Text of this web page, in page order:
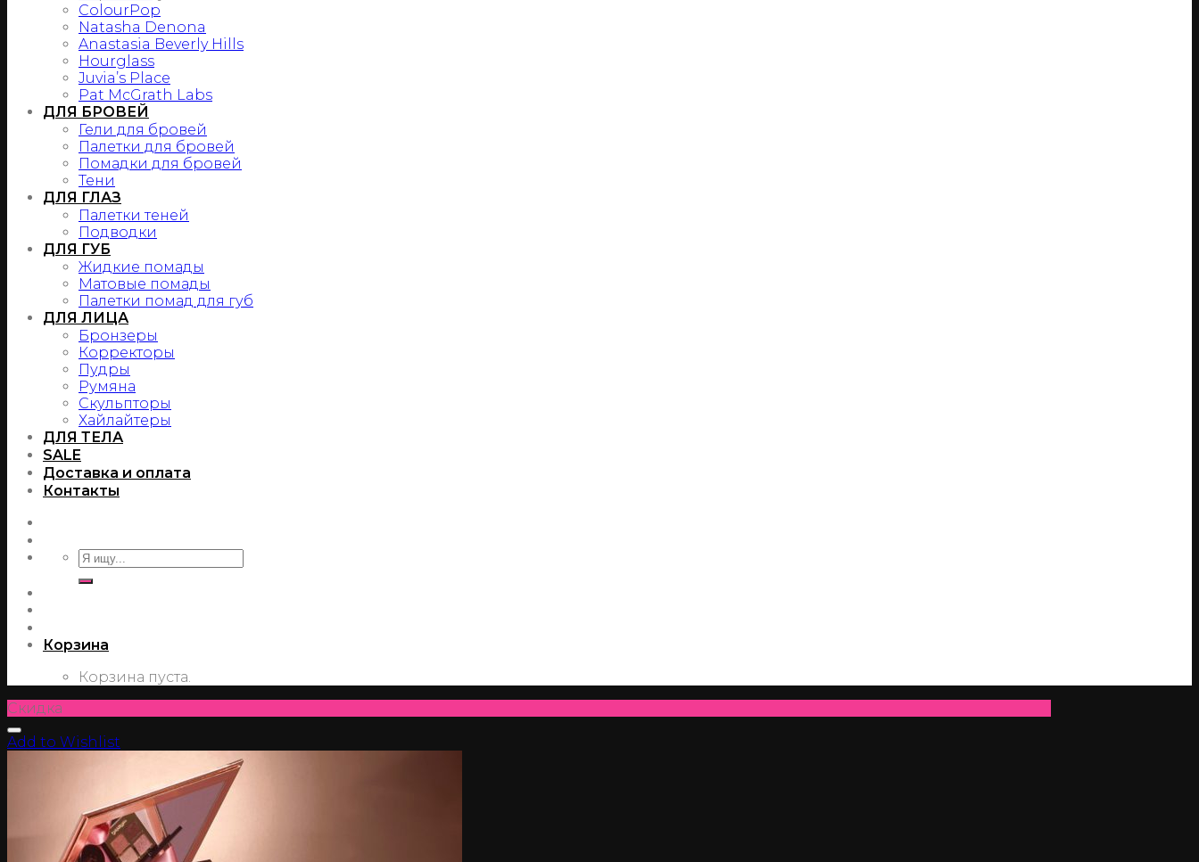
ColourPop
Natasha Denona
Anastasia Beverly Hills
Hourglass
Juvia’s Place
Pat McGrath Labs
ДЛЯ БРОВЕЙ
Гели для бровей
Палетки для бровей
Помадки для бровей
Тени
ДЛЯ ГЛАЗ
Палетки теней
Подводки
ДЛЯ ГУБ
Жидкие помады
Матовые помады
Палетки помад для губ
ДЛЯ ЛИЦА
Бронзеры
Корректоры
Пудры
Румяна
Скульпторы
Хайлайтеры
ДЛЯ ТЕЛА
SALE
Доставка и оплата
Контакты
Корзина
Корзина пуста.
Скидка
Add to Wishlist